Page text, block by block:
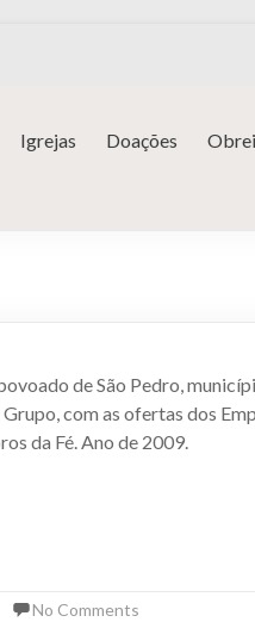
Igrejas Doações
de São Pedro,
com as ofertas dos
da Fé. Ano de 2009.
No Comments